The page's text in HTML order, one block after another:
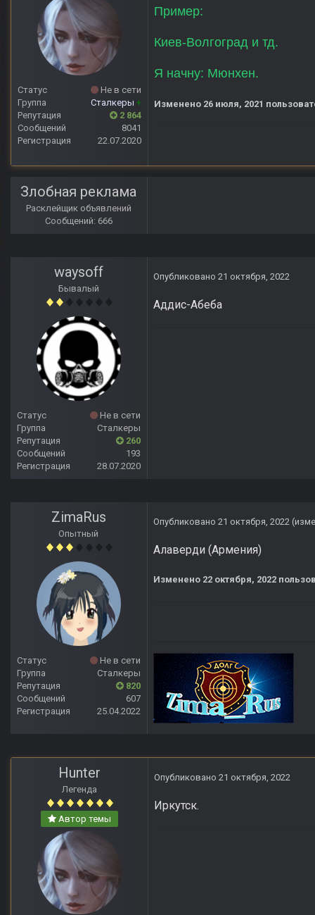
Статус
Не в сети
Группа
Сталкеры +
Репутация
2 864
Сообщений
8041
Регистрация
22.07.2020
Пример:
Киев-Волгоград и тд.
Я начну: Мюнхен.
Изменено 26 июля, 2021
Злобная реклама
Расклейщик объявлений
Сообщений: 666
waysoff
Бывалый
Статус
Не в сети
Группа
Сталкеры
Репутация
260
Сообщений
193
Регистрация
28.07.2020
Опубликовано 21 октября, 2022
Аддис-Абеба
ZimaRus
Опытный
Статус
Не в сети
Группа
Сталкеры
Репутация
820
Сообщений
607
Регистрация
25.04.2022
Опубликовано 21 октября, 2022
Алаверди (Армения)
Изменено 22 октября, 2022
Hunter
Легенда
Автор темы
Опубликовано 21 октября, 2022
Иркутск.